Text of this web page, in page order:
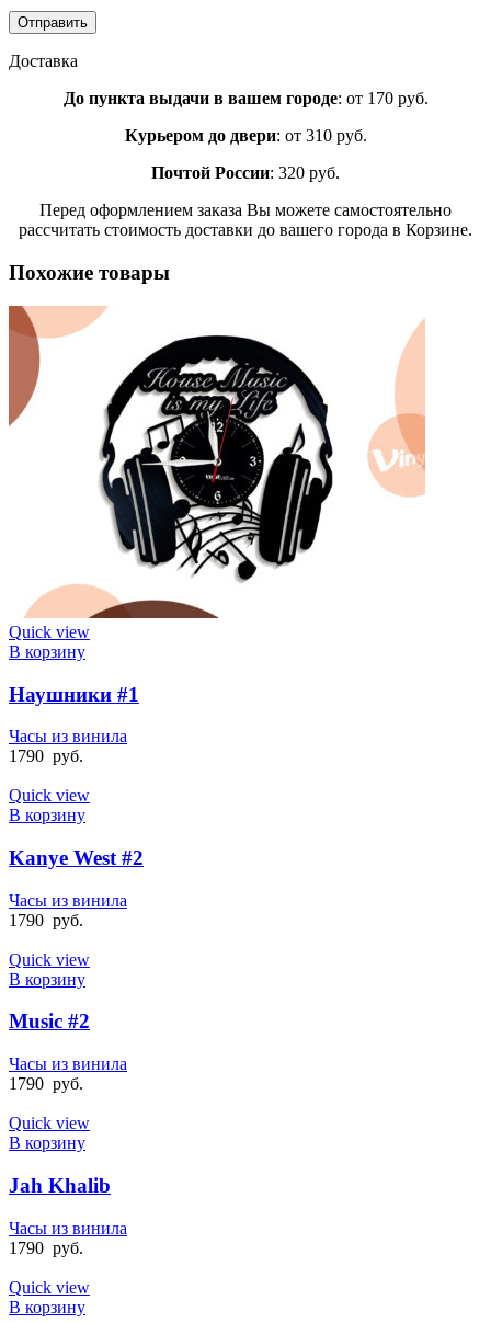
Доставка
До пункта выдачи в вашем городе: от 170 руб.
Курьером до двери: от 310 руб.
Почтой России: 320 руб.
Перед оформлением заказа Вы можете самостоятельно
рассчитать стоимость доставки до вашего города в Корзине.
Похожие товары
Quick view
В корзину
Наушники #1
Часы из винила
1790 руб.
Quick view
В корзину
Kanye West #2
Часы из винила
1790 руб.
Quick view
В корзину
Music #2
Часы из винила
1790 руб.
Quick view
В корзину
Jah Khalib
Часы из винила
1790 руб.
Quick view
В корзину